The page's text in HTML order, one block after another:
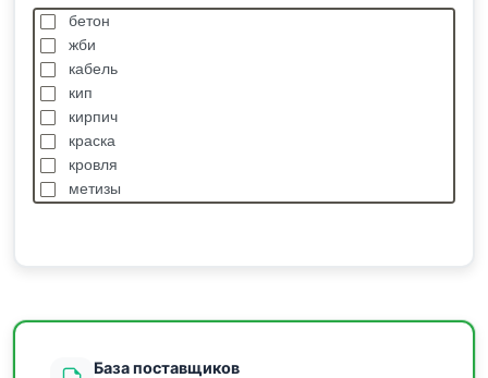
бетон
жби
кабель
кип
кирпич
краска
кровля
метизы
База поставщиков